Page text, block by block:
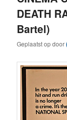
DEATH
Bartel)
Geplaatst opdoor